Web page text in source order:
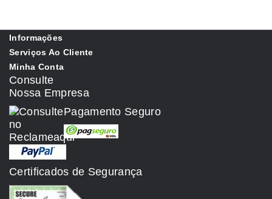
Informações
Serviços Ao Cliente
Minha Conta
Consulte
Nossa Empresa
Pagamento Seguro
Certificados de Segurança